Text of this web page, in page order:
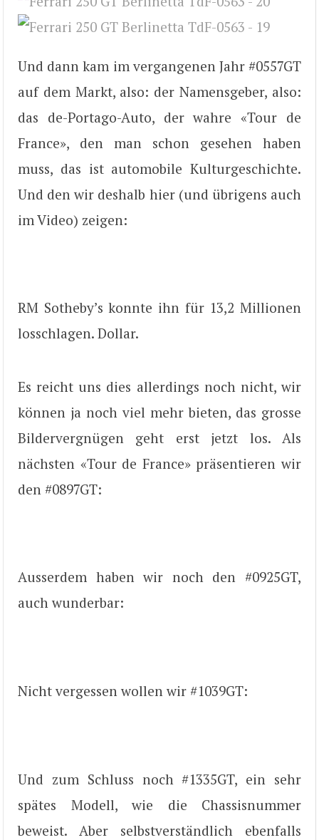
Und dann kam im vergangenen Jahr #0557GT
auf dem Markt, also: der Namensgeber, also:
das de-Portago-Auto, der wahre «Tour de
France», den man schon gesehen haben
muss, das ist automobile Kulturgeschichte.
Und den wir deshalb hier (und übrigens auch
im Video) zeigen:
RM Sotheby’s konnte ihn für 13,2 Millionen
losschlagen. Dollar.
Es reicht uns dies allerdings noch nicht, wir
können ja noch viel mehr bieten, das grosse
Bildervergnügen geht erst jetzt los. Als
nächsten «Tour de France» präsentieren wir
den #0897GT:
Ausserdem haben wir noch den #0925GT,
auch wunderbar:
Nicht vergessen wollen wir #1039GT:
Und zum Schluss noch #1335GT, ein sehr
spätes Modell, wie die Chassisnummer
beweist. Aber selbstverständlich ebenfalls